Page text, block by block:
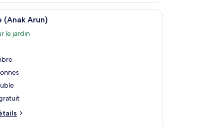
un lit superposé et une vue sur l’extérieur grâce à de grandes
:
Un vaste espace de vie doté d’un plafond
(Anak Arun)
le jardin